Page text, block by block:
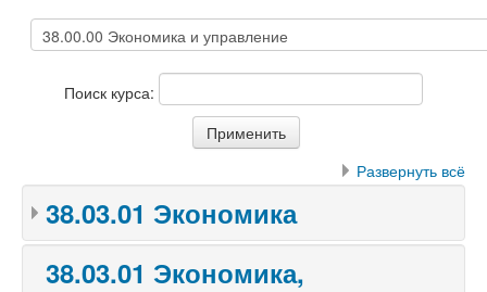
Поиск курса:
Развернуть всё
38.03.01 Экономика
38.03.01 Экономика,